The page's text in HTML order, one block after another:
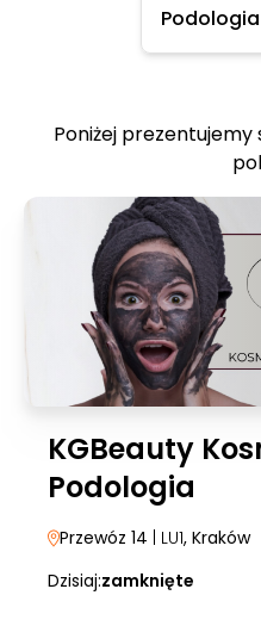
Poniżej
KGBeauty
Podologia
Przewóz 14 | LU1, Kraków
Dzisiaj:zamknięte